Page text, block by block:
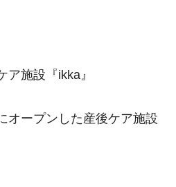
ア施設『ikka』
オープンした産後ケア施設